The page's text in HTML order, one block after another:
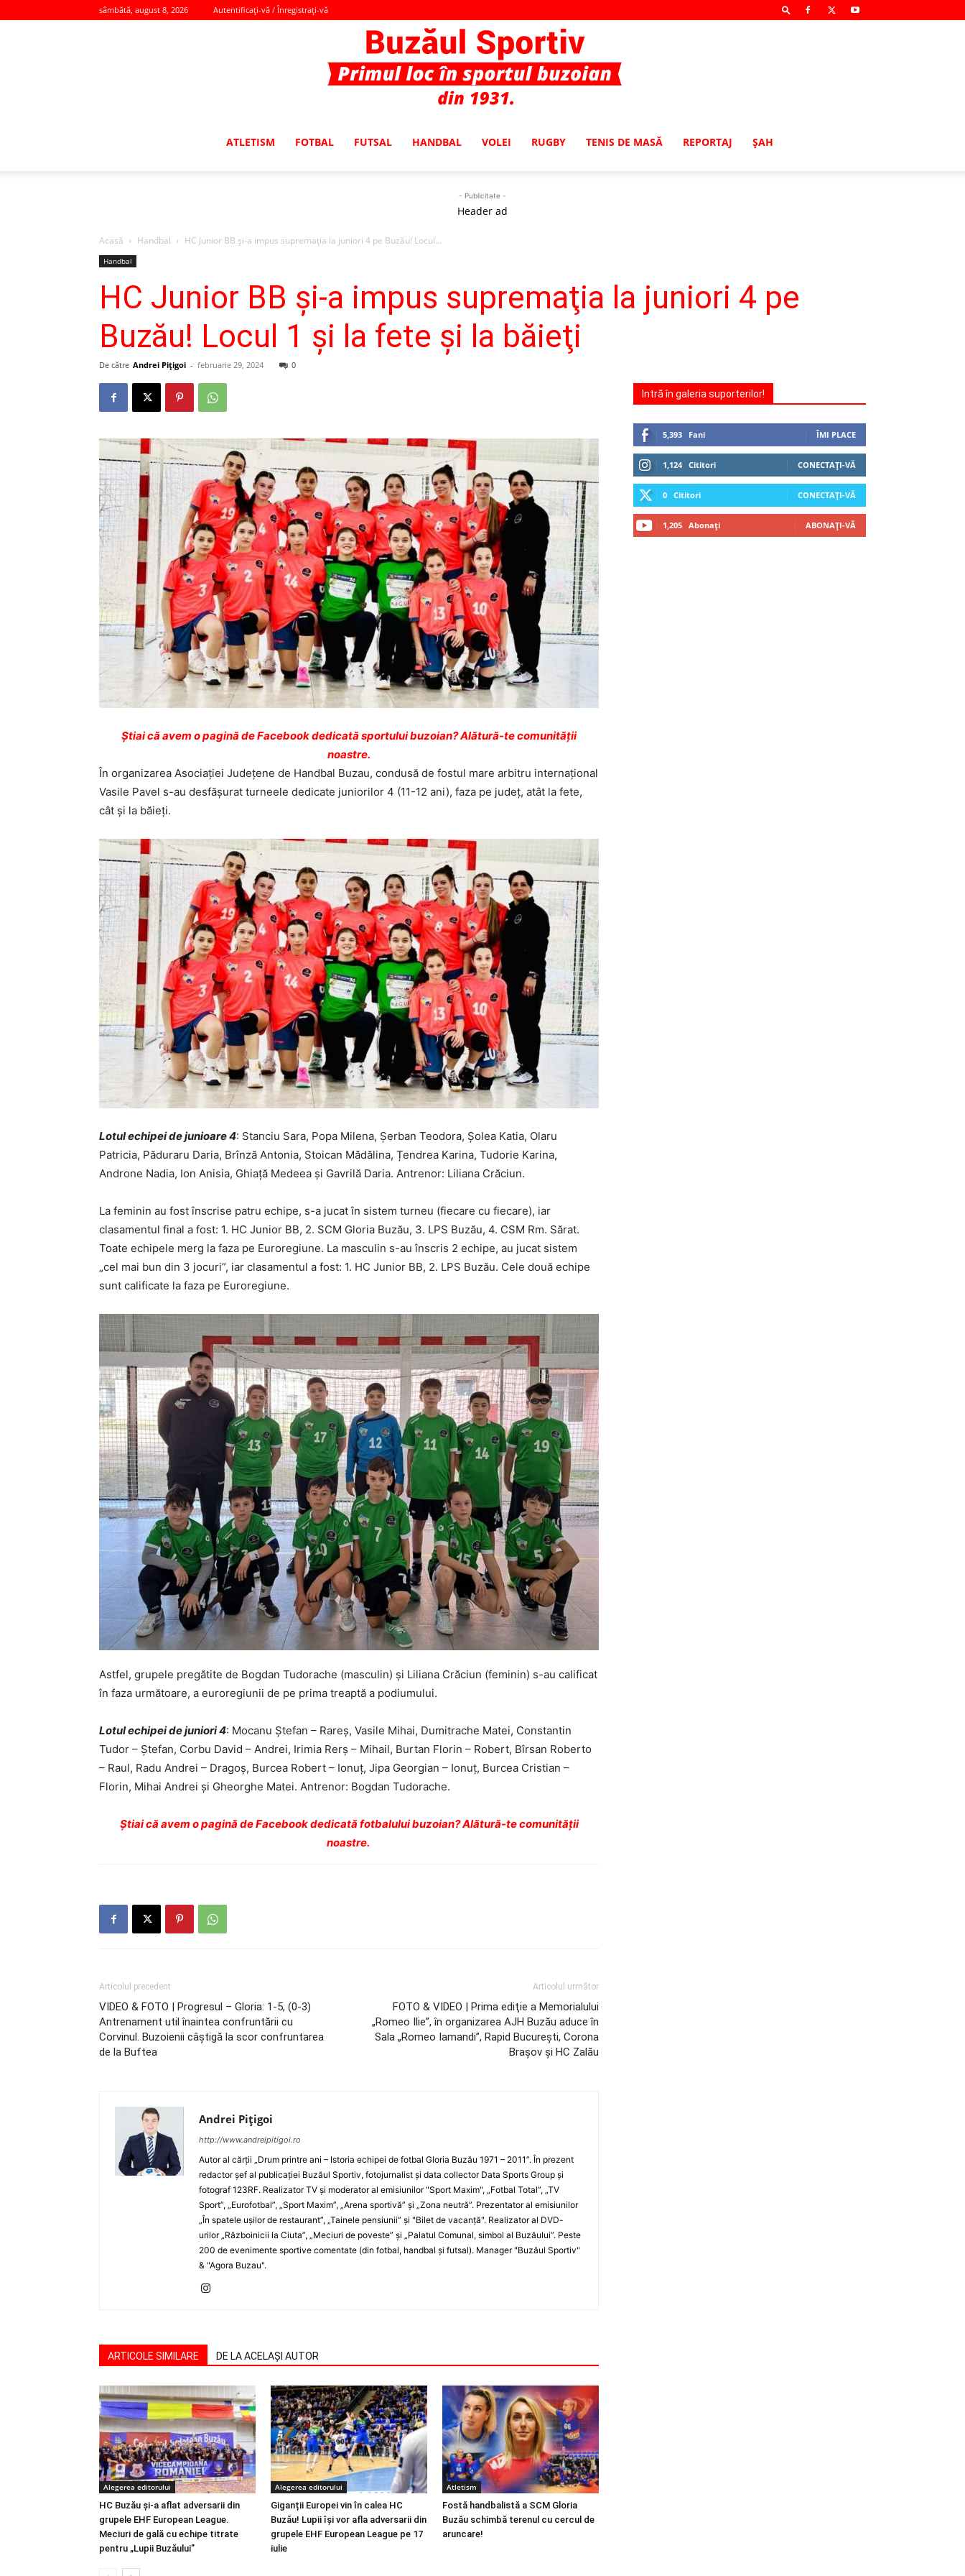
sâmbătă, august 8, 2026 Autentificați-vă / Înregistrați-vă
ATLETISM FOTBAL FUTSAL HANDBAL VOLEI RUGBY TENIS DE MASĂ REPORTAJ ŞAH
- Publicitate -
Header ad
Acasă Handbal HC Junior BB şi-a impus supremaţia la juniori 4 pe Buzău! Locul...
Handbal
HC Junior BB şi-a impus supremaţia la juniori 4 pe
Buzău! Locul 1 şi la fete şi la băieţi
De către Andrei Pițigoi - februarie 29, 2024 0
Ştiai că avem o pagină de Facebook dedicată sportului buzoian? Alătură-te comunității
noastre.
În organizarea Asociaţiei Judeţene de Handbal Buzau, condusă de fostul mare arbitru internaţional
Vasile Pavel s-au desfăşurat turneele dedicate juniorilor 4 (11-12 ani), faza pe judeţ, atât la fete,
cât şi la băieţi.
Lotul echipei de junioare 4: Stanciu Sara, Popa Milena, Șerban Teodora, Șolea Katia, Olaru
Patricia, Păduraru Daria, Brînză Antonia, Stoican Mădălina, Țendrea Karina, Tudorie Karina,
Androne Nadia, Ion Anisia, Ghiață Medeea şi Gavrilă Daria. Antrenor: Liliana Crăciun.
La feminin au fost înscrise patru echipe, s-a jucat în sistem turneu (fiecare cu fiecare), iar
clasamentul final a fost: 1. HC Junior BB, 2. SCM Gloria Buzău, 3. LPS Buzău, 4. CSM Rm. Sărat.
Toate echipele merg la faza pe Euroregiune. La masculin s-au înscris 2 echipe, au jucat sistem
„cel mai bun din 3 jocuri”, iar clasamentul a fost: 1. HC Junior BB, 2. LPS Buzău. Cele două echipe
sunt calificate la faza pe Euroregiune.
Astfel, grupele pregătite de Bogdan Tudorache (masculin) şi Liliana Crăciun (feminin) s-au calificat
în faza următoare, a euroregiunii de pe prima treaptă a podiumului.
Lotul echipei de juniori 4: Mocanu Ștefan – Rareș, Vasile Mihai, Dumitrache Matei, Constantin
Tudor – Ștefan, Corbu David – Andrei, Irimia Rerș – Mihail, Burtan Florin – Robert, Bîrsan Roberto
– Raul, Radu Andrei – Dragoș, Burcea Robert – Ionuț, Jipa Georgian – Ionuț, Burcea Cristian –
Florin, Mihai Andrei şi Gheorghe Matei. Antrenor: Bogdan Tudorache.
Ştiai că avem o pagină de Facebook dedicată fotbalului buzoian? Alătură-te comunității
noastre.
Articolul precedent
VIDEO & FOTO | Progresul – Gloria: 1-5, (0-3)
Antrenament util înaintea confruntării cu
Corvinul. Buzoienii câştigă la scor confruntarea
de la Buftea
Articolul următor
FOTO & VIDEO | Prima ediţie a Memorialului
„Romeo Ilie”, în organizarea AJH Buzău aduce în
Sala „Romeo Iamandi”, Rapid Bucureşti, Corona
Braşov şi HC Zalău
Andrei Pițigoi
http://www.andreipitigoi.ro
Autor al cărţii „Drum printre ani – Istoria echipei de fotbal Gloria Buzău 1971 – 2011”. În prezent
redactor şef al publicaţiei Buzăul Sportiv, fotojurnalist şi data collector Data Sports Group şi
fotograf 123RF. Realizator TV şi moderator al emisiunilor "Sport Maxim", „Fotbal Total”, „TV
Sport”, „Eurofotbal”, „Sport Maxim”, „Arena sportivă” şi „Zona neutră”. Prezentator al emisiunilor
„În spatele uşilor de restaurant”, „Tainele pensiunii” şi "Bilet de vacanţă". Realizator al DVD-
urilor „Războinicii la Ciuta”, „Meciuri de poveste” şi „Palatul Comunal, simbol al Buzăului”. Peste
200 de evenimente sportive comentate (din fotbal, handbal şi futsal). Manager "Buzăul Sportiv"
& "Agora Buzau".
ARTICOLE SIMILARE DE LA ACELAȘI AUTOR
Alegerea editorului
HC Buzău și-a aflat adversarii din
grupele EHF European League.
Meciuri de gală cu echipe titrate
pentru „Lupii Buzăului”
Alegerea editorului
Giganții Europei vin în calea HC
Buzău! Lupii își vor afla adversarii din
grupele EHF European League pe 17
iulie
Atletism
Fostă handbalistă a SCM Gloria
Buzău schimbă terenul cu cercul de
aruncare!
Intră în galeria suporterilor!
5,393 Fani ÎMI PLACE
1,124 Cititori CONECTAȚI-VĂ
0 Cititori CONECTAȚI-VĂ
1,205 Abonați ABONAȚI-VĂ